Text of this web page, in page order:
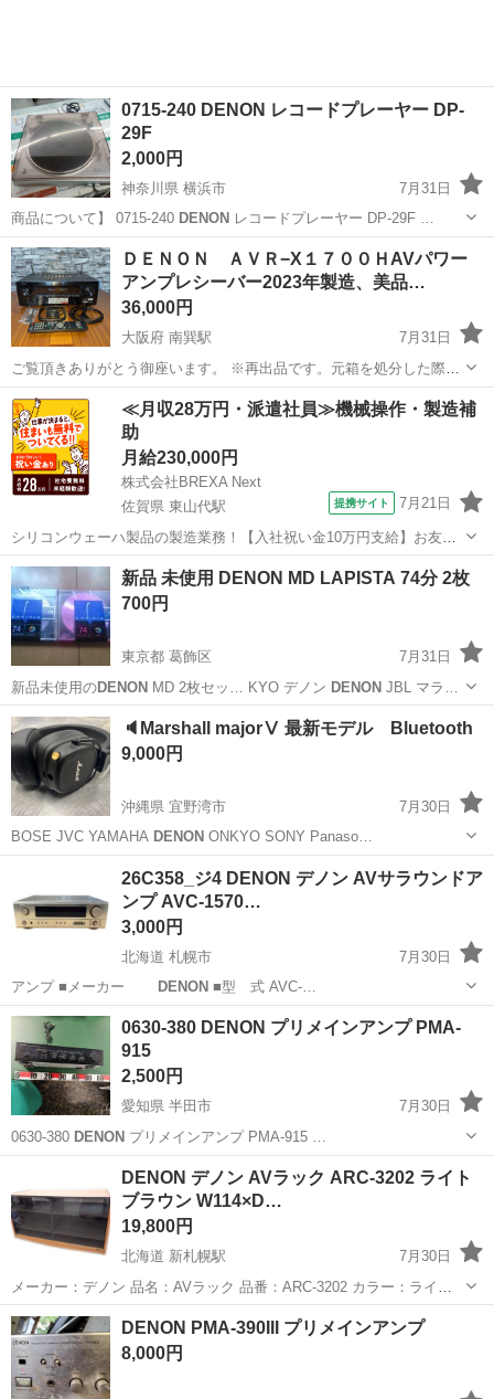
0715-240 DENON レコードプレーヤー DP-
29F
2,000円
神奈川県 横浜市
7月31日
商品について】 0715-240 DENON レコードプレーヤー DP-29F …
神奈川 横浜市 オーディオ DENON
ＤＥＮＯＮ ＡＶＲ−X１７００ＨAVパワー
アンプレシーバー2023年製造、美品…
36,000円
大阪府 南巽駅
7月31日
ご覧頂きありがとう御座います。 ※再出品です。元箱を処分した際に
誤って一緒に説明書や付属品全てを処分だと思い込んでましたが整理
してましたら辛うじてラジオアンテナと測定マイクを見付けました。
●先ず最初に値引き交渉には一切応じ...
大阪 大阪市 南巽駅 オーディオ
≪月収28万円・派遣社員≫機械操作・製造補
助
月給230,000円
株式会社BREXA Next
佐賀県 東山代駅
提携サイト 7月21日
シリコンウェーハ製品の製造業務！【入社祝い金10万円支給】お友達
やカップルとの応募OK◎年間休日129日＆休出なしでプライベート充
実♪業務はクリーンルームで快適作業◎自社正社員登用制度あり★1食
300円～の格安食堂あり！《佐...
佐賀 伊万里市 東山代駅
新品 未使用 DENON MD LAPISTA 74分 2枚
700円
東京都 葛飾区
7月31日
新品未使用のDENONMD 2枚セッ… KYO デノン DENON JBL マラ…
東京 葛飾区 DENON
🔈Marshall majorⅤ 最新モデル Bluetooth
9,000円
沖縄県 宜野湾市
7月30日
BOSE JVC YAMAHA DENON ONKYO SONY Panaso…
26C358_ジ4 DENON デノン AVサラウンドア
ンプ AVC-1570…
3,000円
北海道 札幌市
7月30日
DENON ■型 式 AVC-…
北海道 札幌市
0630-380 DENON プリメインアンプ PMA-
915
2,500円
愛知県 半田市
7月30日
0630-380 DENON プリメインアンプ PMA-915 …
オーディオ
DENON デノン AVラック ARC-3202 ライト
ブラウン W114×D…
19,800円
北海道 新札幌駅
7月30日
メーカー：デノン 品名：AVラック 品番：ARC-3202 カラー：ライト
ブラウン サイズ：W114×D50×H62㎝ 【中古品】 使用に伴う傷や擦れ
が見受けられます。目立ったダメージはございません。 ...
北海道 札幌市
DENON PMA-390III プリメインアンプ
8,000円